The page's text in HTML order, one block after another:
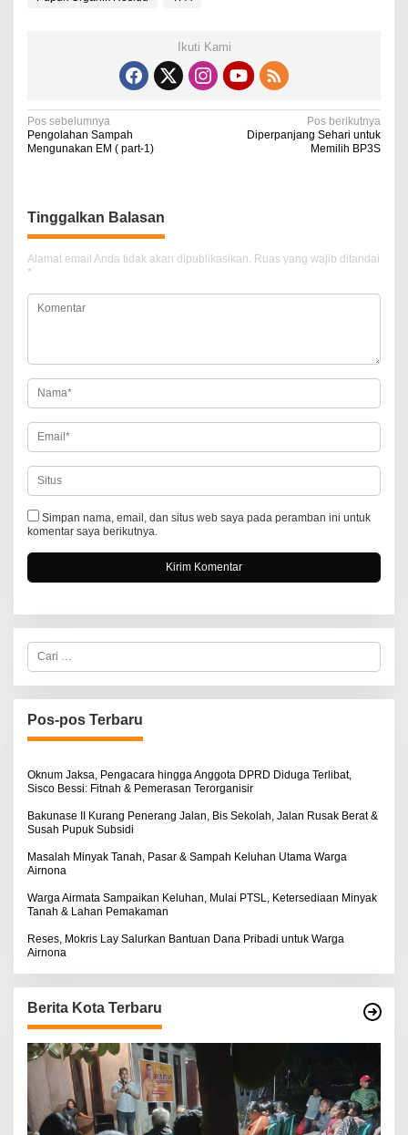
Ikuti Kami
N
a
i
g
a
s
o
s
Pos sebelumnya
Pengolahan Sampah
Mengunakan EM ( part-1)
Pos berikutnya
Diperpanjang Sehari untuk
Memilih BP3S
Tinggalkan Balasan
Alamat email Anda tidak akan dipublikasikan. Ruas yang wajib ditandai
*
Simpan nama, email, dan situs web saya pada peramban ini untuk
komentar saya berikutnya.
C
r
i
u
n
u
:
Pos-pos Terbaru
Oknum Jaksa, Pengacara hingga Anggota DPRD Diduga Terlibat,
Sisco Bessi: Fitnah & Pemerasan Terorganisir
Bakunase II Kurang Penerang Jalan, Bis Sekolah, Jalan Rusak Berat &
Susah Pupuk Subsidi
Masalah Minyak Tanah, Pasar & Sampah Keluhan Utama Warga
Airnona
Warga Airmata Sampaikan Keluhan, Mulai PTSL, Ketersediaan Minyak
Tanah & Lahan Pemakaman
Reses, Mokris Lay Salurkan Bantuan Dana Pribadi untuk Warga
Airnona
Berita Kota Terbaru